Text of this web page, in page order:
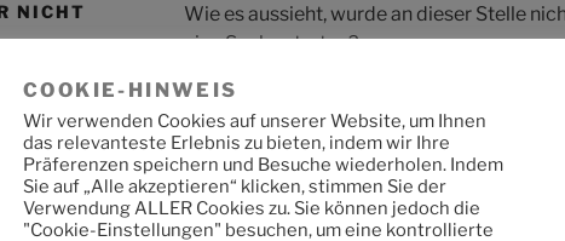
NICHT
Wie es aussieht, wurde an dieser Stelle
eine Suche starten?
Suche
nach:
COOKIE-HINWEIS
Wir verwenden Cookies auf unserer Website, um Ihnen
das relevanteste Erlebnis zu bieten, indem wir Ihre
Präferenzen speichern und Besuche wiederholen. Indem
Sie auf „Alle akzeptieren“ klicken, stimmen Sie der
Verwendung ALLER Cookies zu. Sie können jedoch die
"Cookie-Einstellungen" besuchen, um eine kontrollierte